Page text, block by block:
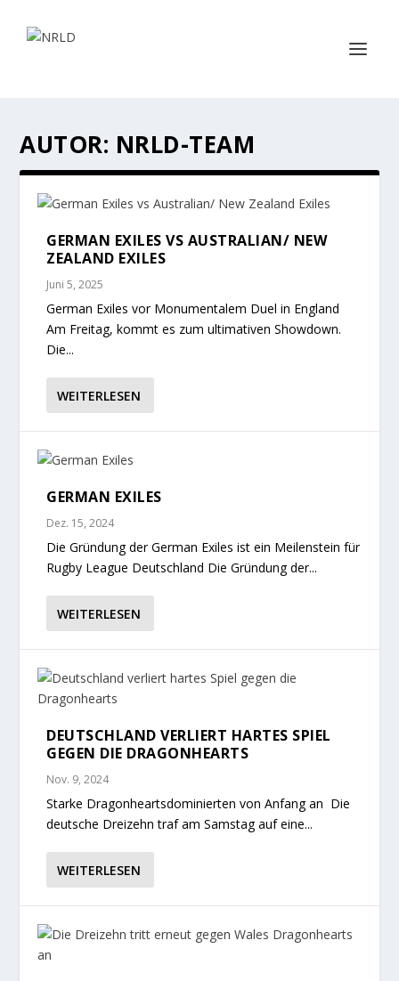
AUTOR: NRLD-TEAM
GERMAN EXILES VS AUSTRALIAN/ NEW
ZEALAND EXILES
Juni 5, 2025
German Exiles vor Monumentalem Duel in England
Am Freitag, kommt es zum ultimativen Showdown.
Die...
WEITERLESEN
GERMAN EXILES
Dez. 15, 2024
Die Gründung der German Exiles ist ein Meilenstein für
Rugby League Deutschland Die Gründung der...
WEITERLESEN
DEUTSCHLAND VERLIERT HARTES SPIEL
GEGEN DIE DRAGONHEARTS
Nov. 9, 2024
Starke Dragonheartsdominierten von Anfang an Die
deutsche Dreizehn traf am Samstag auf eine...
WEITERLESEN